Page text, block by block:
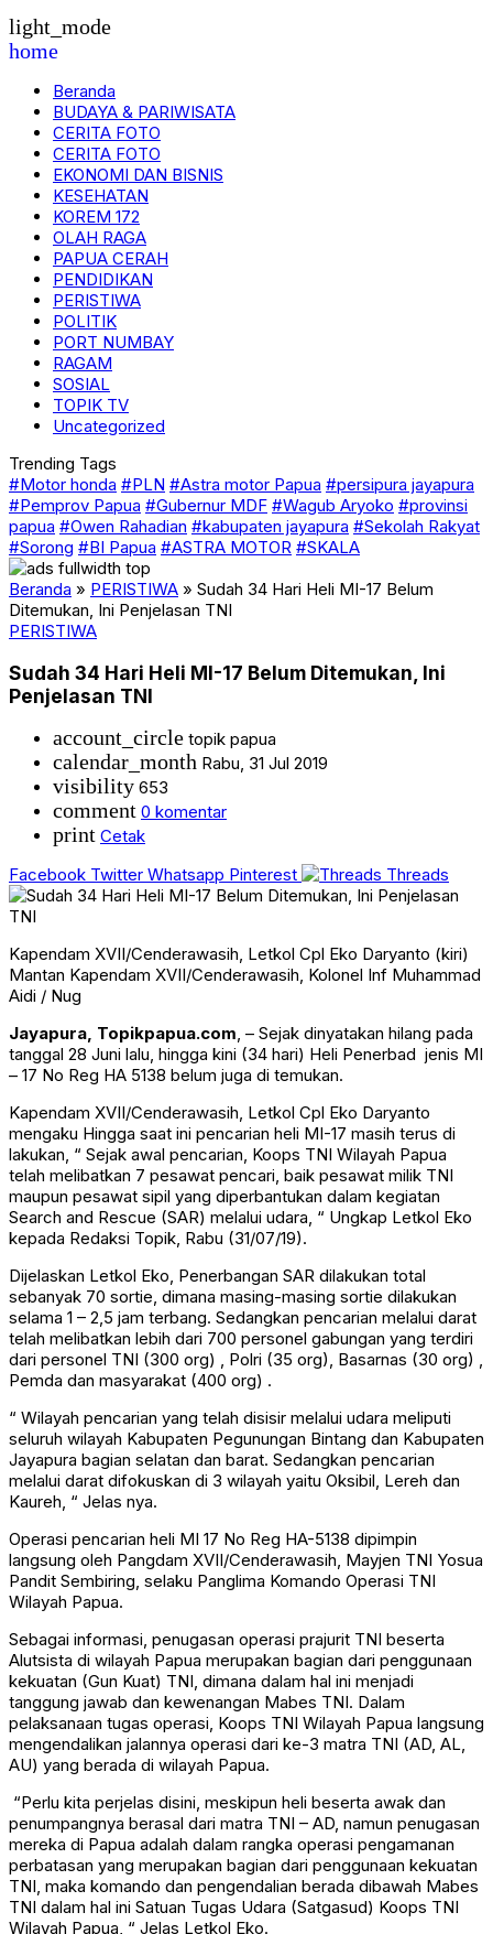
light_mode
home
Beranda
BUDAYA & PARIWISATA
CERITA FOTO
CERITA FOTO
EKONOMI DAN BISNIS
KESEHATAN
KOREM 172
OLAH RAGA
PAPUA CERAH
PENDIDIKAN
PERISTIWA
POLITIK
PORT NUMBAY
RAGAM
SOSIAL
TOPIK TV
Uncategorized
Trending Tags
#Motor honda #PLN #Astra motor Papua #persipura jayapura
#Pemprov Papua #Gubernur MDF #Wagub Aryoko #provinsi
papua #Owen Rahadian #kabupaten jayapura #Sekolah Rakyat
#Sorong #BI Papua #ASTRA MOTOR #SKALA
Beranda » PERISTIWA » Sudah 34 Hari Heli MI-17 Belum
Ditemukan, Ini Penjelasan TNI
PERISTIWA
Sudah 34 Hari Heli MI-17 Belum Ditemukan, Ini
Penjelasan TNI
account_circle topik papua
calendar_month Rabu, 31 Jul 2019
visibility 653
comment 0 komentar
print Cetak
Facebook Twitter Whatsapp Pinterest Threads
Kapendam XVII/Cenderawasih, Letkol Cpl Eko Daryanto (kiri)
Mantan Kapendam XVII/Cenderawasih, Kolonel Inf Muhammad
Aidi / Nug
Jayapura, Topikpapua.com, – Sejak dinyatakan hilang pada
tanggal 28 Juni lalu, hingga kini (34 hari) Heli Penerbad jenis MI
– 17 No Reg HA 5138 belum juga di temukan.
Kapendam XVII/Cenderawasih, Letkol Cpl Eko Daryanto
mengaku Hingga saat ini pencarian heli MI-17 masih terus di
lakukan, “ Sejak awal pencarian, Koops TNI Wilayah Papua
telah melibatkan 7 pesawat pencari, baik pesawat milik TNI
maupun pesawat sipil yang diperbantukan dalam kegiatan
Search and Rescue (SAR) melalui udara, “ Ungkap Letkol Eko
kepada Redaksi Topik, Rabu (31/07/19).
Dijelaskan Letkol Eko, Penerbangan SAR dilakukan total
sebanyak 70 sortie, dimana masing-masing sortie dilakukan
selama 1 – 2,5 jam terbang. Sedangkan pencarian melalui darat
telah melibatkan lebih dari 700 personel gabungan yang terdiri
dari personel TNI (300 org) , Polri (35 org), Basarnas (30 org) ,
Pemda dan masyarakat (400 org) .
“ Wilayah pencarian yang telah disisir melalui udara meliputi
seluruh wilayah Kabupaten Pegunungan Bintang dan Kabupaten
Jayapura bagian selatan dan barat. Sedangkan pencarian
melalui darat difokuskan di 3 wilayah yaitu Oksibil, Lereh dan
Kaureh, “ Jelas nya.
Operasi pencarian heli MI 17 No Reg HA-5138 dipimpin
langsung oleh Pangdam XVII/Cenderawasih, Mayjen TNI Yosua
Pandit Sembiring, selaku Panglima Komando Operasi TNI
Wilayah Papua.
Sebagai informasi, penugasan operasi prajurit TNI beserta
Alutsista di wilayah Papua merupakan bagian dari penggunaan
kekuatan (Gun Kuat) TNI, dimana dalam hal ini menjadi
tanggung jawab dan kewenangan Mabes TNI. Dalam
pelaksanaan tugas operasi, Koops TNI Wilayah Papua langsung
mengendalikan jalannya operasi dari ke-3 matra TNI (AD, AL,
AU) yang berada di wilayah Papua.
“Perlu kita perjelas disini, meskipun heli beserta awak dan
penumpangnya berasal dari matra TNI – AD, namun penugasan
mereka di Papua adalah dalam rangka operasi pengamanan
perbatasan yang merupakan bagian dari penggunaan kekuatan
TNI, maka komando dan pengendalian berada dibawah Mabes
TNI dalam hal ini Satuan Tugas Udara (Satgasud) Koops TNI
Wilayah Papua, “ Jelas Letkol Eko.